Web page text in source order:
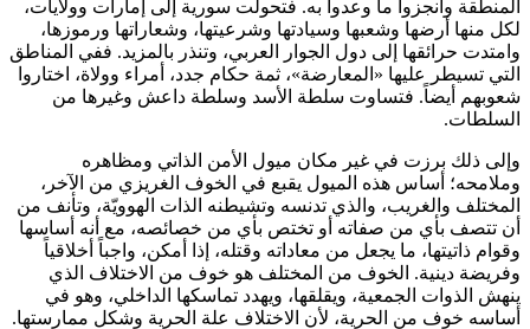
المنطقة وأنجزوا ما وعدوا به. فتحولت سورية إلى إمارات وولايات،
لكل منها أرضها وشعبها وسيادتها وشرعيتها، وشعاراتها ورموزها،
وامتدت حرائقها إلى دول الجوار العربي، وتنذر بالمزيد. ففي المناطق
التي تسيطر عليها «المعارضة»، ثمة حكام جدد، أمراء وولاة، اختاروا
شعوبهم أيضاً. فتساوت سلطة الأسد وسلطة داعش وغيرها من
السلطات.
وإلى ذلك برزت في غير مكان ميول الأمن الذاتي ومظاهره
وملامحه؛ أساس هذه الميول يقبع في الخوف الغريزي من الآخر،
المختلف والغريب، والذي تدنسه وتشيطنه الذات الهوويّة، وتأنف من
أن تتصف بأي من صفاته أو تختص بأي من خصائصه، مع أنه أساسها
وقوام ذاتيتها، ما يجعل من معاداته وقتله، إذا أمكن، واجباً أخلاقياً
وفريضة دينية. الخوف من المختلف هو خوف من الاختلاف الذي
ينهش الذوات الجمعية، ويقلقها، ويهدد تماسكها الداخلي، وهو في
أساسه خوف من الحرية، لأن الاختلاف علة الحرية وشكل ممارستها.